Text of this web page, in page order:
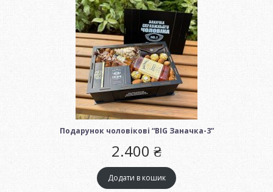
Подарунок чоловікові “BIG Заначка-3”
2.400 ₴
Додати в кошик